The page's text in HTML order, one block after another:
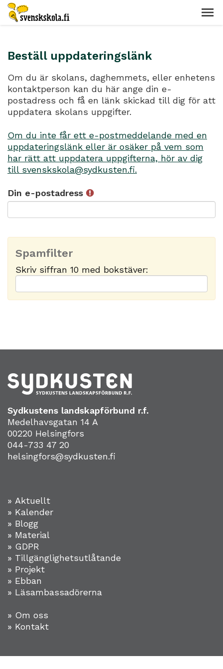
Beställ uppdateringslänk
Om du är skolans, daghemmets, eller enhetens
kontaktperson kan du här ange din e-
postadress och få en länk skickad till dig för att
uppdatera skolans uppgifter.
Om du inte får ett e-postmeddelande med en
uppdateringslänk eller är osäker på vem som
har rätt att uppdatera uppgifterna, hör av dig
till svenskskola@sydkusten.fi.
Din e-postadress
Spamfilter
Skriv siffran 10 med bokstäver:
Sydkustens landskapförbund r.f.
Medelhavsgatan 14 A
00220 Helsingfors
044-733 47 20
helsingfors@sydkusten.fi
» Aktuellt
» Kalender
» Blogg
» Material
» GDPR
» Tillgänglighetsutlåtande
» Projekt
» Ebban
» Läsambassadörerna
» Om oss
» Kontakt